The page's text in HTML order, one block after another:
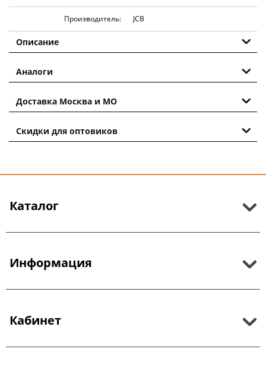
Производитель: JCB
Описание
Аналоги
Доставка Москва и МО
Скидки для оптовиков
Каталог
Информация
Кабинет